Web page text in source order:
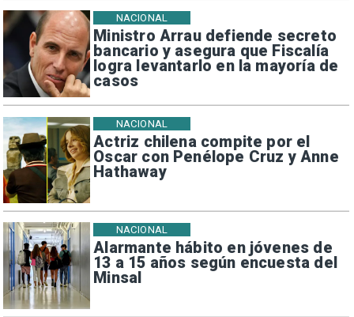
Ministro Arrau defiende secreto
bancario y asegura que Fiscalía
logra levantarlo en la mayoría de
casos
NACIONAL
Actriz chilena compite por el
Oscar con Penélope Cruz y Anne
Hathaway
NACIONAL
Alarmante hábito en jóvenes de
13 a 15 años según encuesta del
Minsal
NACIONAL